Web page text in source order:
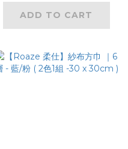
ADD TO CART